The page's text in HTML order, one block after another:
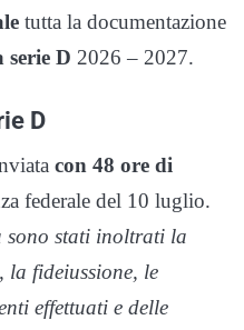
tutta la documentazione
serie D 2026 – 2027.
D
con 48 ore di
federale del 10 luglio.
stati inoltrati la
la fideiussione, le
effettuati e delle